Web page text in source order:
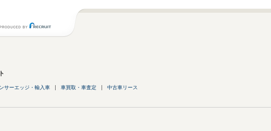
サーエッジ・輸入車 車買取・車査定 中古車リース